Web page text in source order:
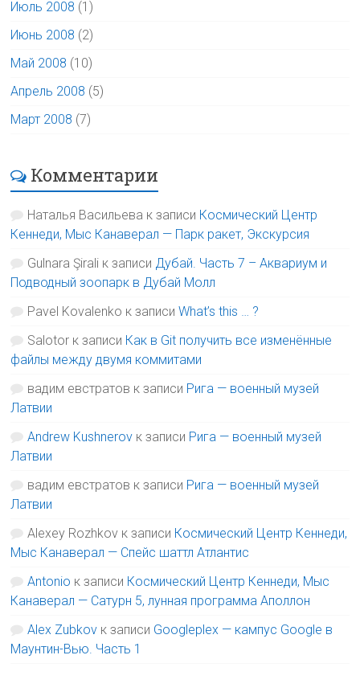
Июль 2008 (1)
Июнь 2008 (2)
Май 2008 (10)
Апрель 2008 (5)
Март 2008 (7)
Комментарии
Наталья Васильева к записи Космический Центр
Кеннеди, Мыс Канаверал — Парк ракет, Экскурсия
Gulnara Şirali к записи Дубай. Часть 7 – Аквариум и
Подводный зоопарк в Дубай Молл
Pavel Kovalenko к записиWhat’s this … ?
Salotor к записи Как в Git получить все изменённые
файлы между двумя коммитами
вадим евстратов к записи Рига — военный музей
Латвии
Andrew Kushnerov к записи Рига — военный музей
Латвии
вадим евстратов к записи Рига — военный музей
Латвии
Alexey Rozhkov к записи Космический Центр Кеннеди,
Мыс Канаверал — Спейс шаттл Атлантис
Antonio к записи Космический Центр Кеннеди, Мыс
Канаверал — Сатурн 5, лунная программа Аполлон
Alex Zubkov к записи Googleplex — кампус Google в
Маунтин-Вью. Часть 1